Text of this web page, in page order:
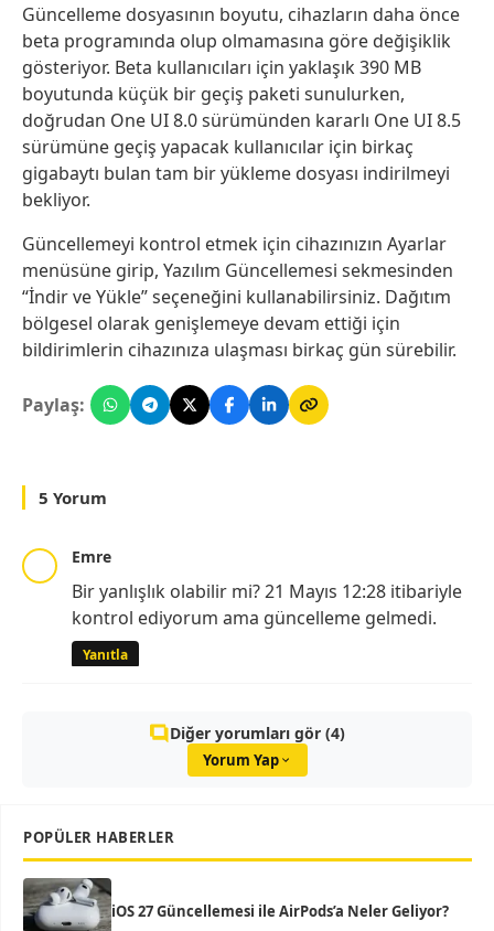
Güncelleme dosyasının boyutu, cihazların daha önce
beta programında olup olmamasına göre değişiklik
gösteriyor. Beta kullanıcıları için yaklaşık 390 MB
boyutunda küçük bir geçiş paketi sunulurken,
doğrudan One UI 8.0 sürümünden kararlı One UI 8.5
sürümüne geçiş yapacak kullanıcılar için birkaç
gigabaytı bulan tam bir yükleme dosyası indirilmeyi
bekliyor.
Güncellemeyi kontrol etmek için cihazınızın Ayarlar
menüsüne girip, Yazılım Güncellemesi sekmesinden
“İndir ve Yükle” seçeneğini kullanabilirsiniz. Dağıtım
bölgesel olarak genişlemeye devam ettiği için
bildirimlerin cihazınıza ulaşması birkaç gün sürebilir.
Paylaş:
5 Yorum
Emre
Bir yanlışlık olabilir mi? 21 Mayıs 12:28 itibariyle
kontrol ediyorum ama güncelleme gelmedi.
Yanıtla
Diğer yorumları gör (4)
Yorum Yap
POPÜLER HABERLER
iOS 27 Güncellemesi ile AirPods’a Neler Geliyor?